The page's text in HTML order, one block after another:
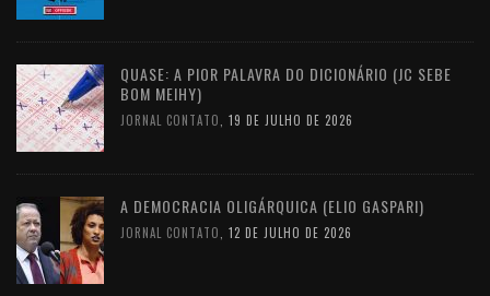
QUASE: A PIOR PALAVRA DO DICIONÁRIO (JC SEBE
BOM MEIHY)
JORNAL CONTATO 19 DE JULHO DE 2026
A DEMOCRACIA OLIGÁRQUICA (ELIO GASPARI)
JORNAL CONTATO 12 DE JULHO DE 2026